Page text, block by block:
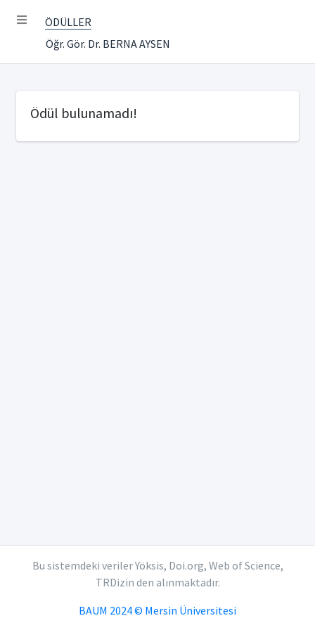
ÖDÜLLER
Öğr. Gör. Dr. BERNA AYSEN
Ödül bulunamadı!
Bu sistemdeki veriler Yöksis, Doi.org, Web of Science,
TRDizin den alınmaktadır.
BAUM 2024 © Mersin Üniversitesi